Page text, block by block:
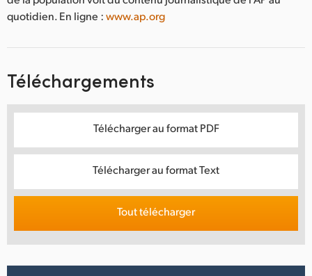
quotidien. En ligne :www.ap.org
Téléchargements
Télécharger au format PDF
Télécharger au format Text
Tout télécharger